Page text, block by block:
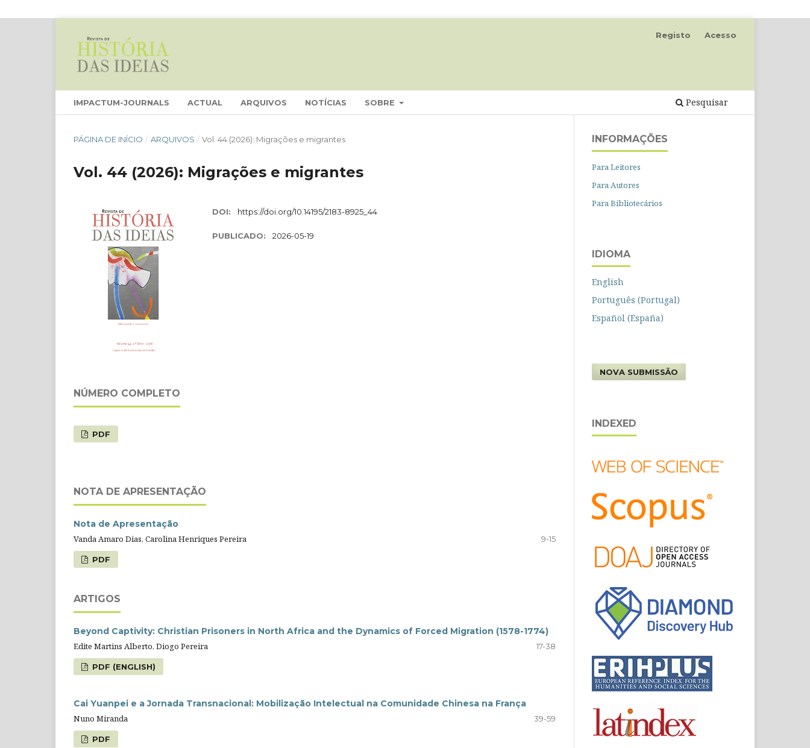
IMPACTUM-JOURNALS ACTUAL ARQUIVOS NOTÍCIAS SOBRE Pesquisar
Registo Acesso
PÁGINA DE INÍCIO / ARQUIVOS / Vol. 44 (2026): Migrações e migrantes
Vol. 44 (2026): Migrações e migrantes
DOI: https://doi.org/10.14195/2183-8925_44
PUBLICADO: 2026-05-19
NÚMERO COMPLETO
PDF
NOTA DE APRESENTAÇÃO
Nota de Apresentação
Vanda Amaro Dias, Carolina Henriques Pereira
9-15
PDF
ARTIGOS
Beyond Captivity: Christian Prisoners in North Africa and the Dynamics of Forced Migration (1578-1774)
Edite Martins Alberto, Diogo Pereira
17-38
PDF (ENGLISH)
Cai Yuanpei e a Jornada Transnacional: Mobilização Intelectual na Comunidade Chinesa na França
Nuno Miranda
39-59
PDF
INFORMAÇÕES
Para Leitores
Para Autores
Para Bibliotecários
IDIOMA
English
Português (Portugal)
Español (España)
NOVA SUBMISSÃO
INDEXED